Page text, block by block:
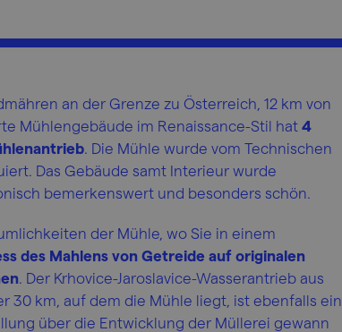
an der Grenze zu Österreich, 12 km von
Mühlengebäude im Renaissance-Stil hat 4
. Die Mühle wurde vom Technischen
Das Gebäude samt Interieur wurde
bemerkenswert und besonders schön.
der Mühle, wo Sie in einem
des Mahlens von Getreide auf originalen
. Der Krhovice-Jaroslavice-Wasserantrieb aus
30 km, auf dem die Mühle liegt, ist ebenfalls ein
über die Entwicklung der Müllerei gewann